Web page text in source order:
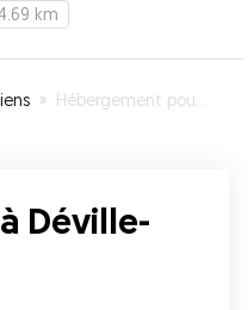
km
» Hébergement pour votre chien à Déville-lès-Rouen
Déville-